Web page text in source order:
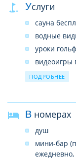
центр
SPA–центр
услуги
прачечная
лифты
почтовые
Услуги
сауна
водные
уроки
видеоигры
уроки
стрельба
мини-гольф
уроки
дартс
ПОДРОБНЕЕ
В номерах
душ
мини-бар
ежедневно,